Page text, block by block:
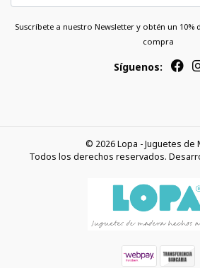
Suscríbete a nuestro Newsletter y obtén un
compra
Síguenos:
© 2026 Lopa - Juguetes de
Todos los derechos reservados.